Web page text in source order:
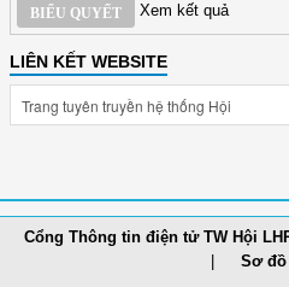
BIỂU QUYẾT Xem kết quả
LIÊN KẾT WEBSITE
Cổng Thông tin điện tử TW Hội
Sơ đồ